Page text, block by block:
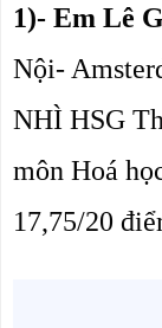
1)- Em Lê
Nội-
NHÌ HSG
môn Hoá
17,75/20